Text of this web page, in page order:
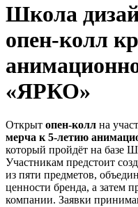
Школа
опен-колл
«ЯРКО»
Открыт опен-колл на
мерча к 5-летию
который пройдёт на
Участникам предстоит
из пяти предметов,
ценности бренда, а затем
компании. Заявки